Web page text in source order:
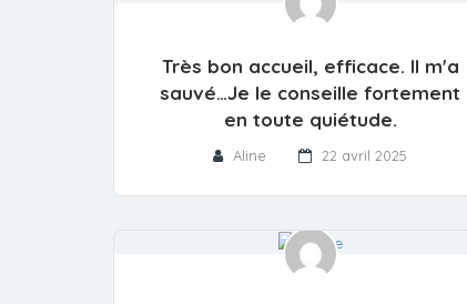
Très bon accueil, efficace. Il m'a
sauvé…Je le conseille fortement
en toute quiétude.
Aline 22 avril 2025